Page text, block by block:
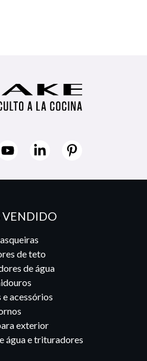
VENDIDO
de teto
de água
e acessórios
exterior
água e trituradores